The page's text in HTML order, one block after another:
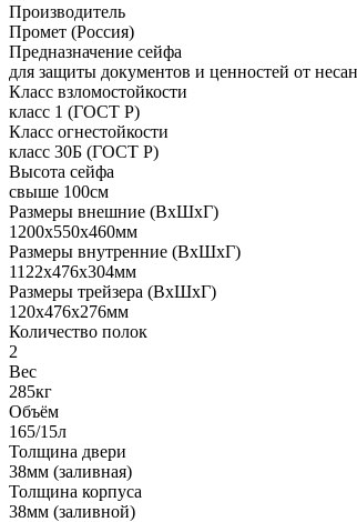
Производитель
Промет (Россия)
Предназначение сейфа
для защиты документов и ценностей от
Класс взломостойкости
класс 1 (ГОСТ Р)
Класс огнестойкости
класс 30Б (ГОСТ Р)
Высота сейфа
свыше 100см
Размеры внешние (ВхШхГ)
1200x550x460мм
Размеры внутренние (ВхШхГ)
1122x476x304мм
Размеры трейзера (ВхШхГ)
120х476х276мм
Количество полок
2
Вес
285кг
Объём
165/15л
Толщина двери
38мм (заливная)
Толщина корпуса
38мм (заливной)